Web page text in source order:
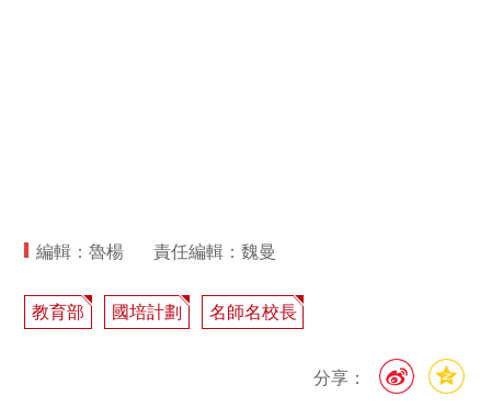
編輯：魯楊 責任編輯：魏曼
教育部 國培計劃 名師名校長
分享：